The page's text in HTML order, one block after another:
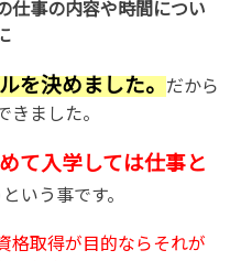
仕事の内容や時間につい
を決めました。
だから
きました。
て入学しては仕事と
という事です。
格取得が目的ならそれが